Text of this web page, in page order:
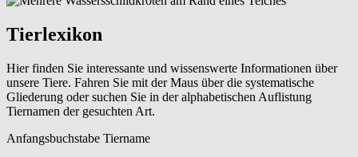
Tierlexikon
Hier finden Sie interessante und wissenswerte Informationen über
unsere Tiere. Fahren Sie mit der Maus über die systematische
Gliederung oder suchen Sie in der alphabetischen Auflistung
Tiernamen der gesuchten Art.
Anfangsbuchstabe Tiername